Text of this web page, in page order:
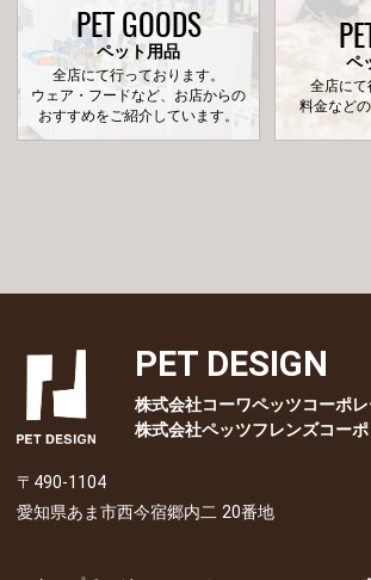
PET GOODS
ペット用品
全店にて行っております。
ウェア・フードなど、お店からの
おすすめをご紹介しています。
ペ
全店にて
料金など
PET DESIGN
株式会社コーワペッツコーポ
株式会社ペッツフレンズコー
〒490-1104
愛知県あま市西今宿郷内二 20番地